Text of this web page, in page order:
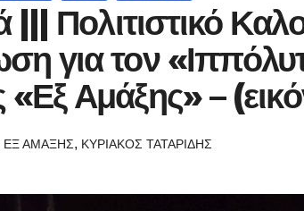
||| Πολιτιστικό
για τον
Αμάξης» –
ΕΞ ΑΜΑΞΗΣ, ΚΥΡΙΑΚΟΣ ΤΑΤΑΡΙΔΗΣ